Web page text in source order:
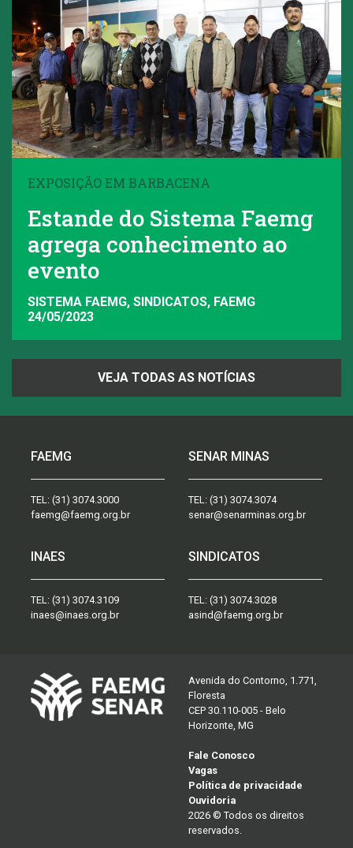
EXPOSIÇÃO EM BARBACENA
Estande do Sistema Faemg
agrega conhecimento ao
evento
SISTEMA FAEMG, SINDICATOS, FAEMG
24/05/2023
VEJA TODAS AS NOTÍCIAS
FAEMG
TEL: (31) 3074.3000
faemg@faemg.org.br
SENAR MINAS
TEL: (31) 3074.3074
senar@senarminas.org.br
INAES
TEL: (31) 3074.3109
inaes@inaes.org.br
SINDICATOS
TEL: (31) 3074.3028
asind@faemg.org.br
Avenida do Contorno, 1.771,
Floresta
CEP 30.110-005 - Belo
Horizonte, MG
Fale Conosco
Vagas
Política de privacidade
Ouvidoria
2026 © Todos os direitos
reservados.